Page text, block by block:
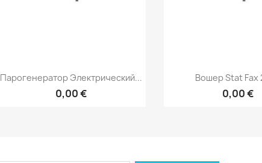
Быстрый просмотр
Парогенератор Электрический...
0,00 €
Быстрый
Вошер Stat Fax
0,00 €